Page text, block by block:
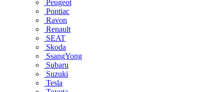
Peugeot
Pontiac
Ravon
Renault
SEAT
Skoda
SsangYong
Subaru
Suzuki
Tesla